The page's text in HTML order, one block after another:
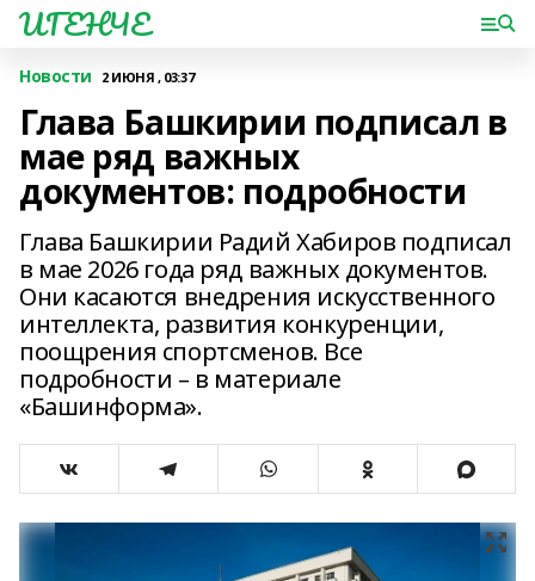
ИГЕНЧЕ
Новости 2 ИЮНЯ , 03:37
Глава Башкирии подписал в
мае ряд важных
документов: подробности
Глава Башкирии Радий Хабиров подписал
в мае 2026 года ряд важных документов.
Они касаются внедрения искусственного
интеллекта, развития конкуренции,
поощрения спортсменов. Все
подробности – в материале
«Башинформа».